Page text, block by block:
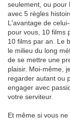
seulement, ou pour
avec 5 règles
L'avantage de
pour vous, 10 films
10 films par an. Le
le milieu du long
de se mettre une
plaisir. Moi-même,
regarder autant ou
engager avec
votre serviteur.
Et même si vous